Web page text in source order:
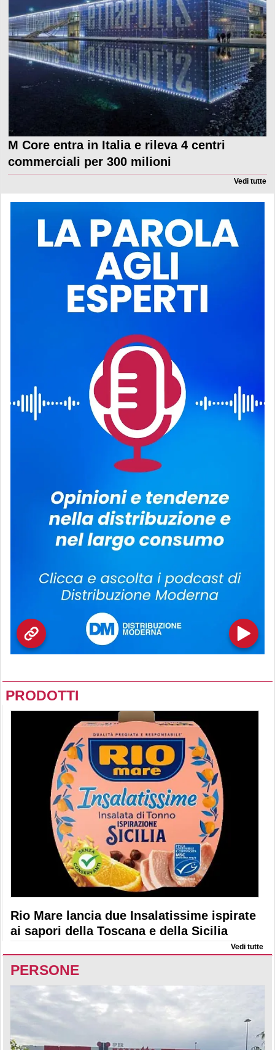
M Core entra in Italia e rileva 4 centri
commerciali per 300 milioni
Vedi tutte
PRODOTTI
Rio Mare lancia due Insalatissime ispirate
ai sapori della Toscana e della Sicilia
Vedi tutte
PERSONE